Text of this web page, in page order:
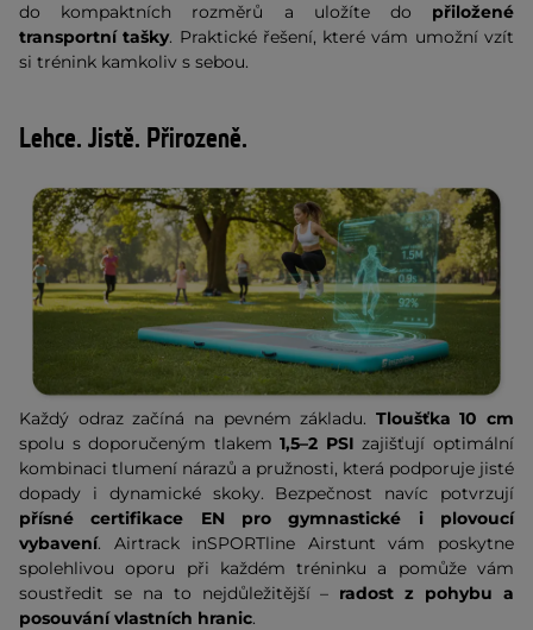
do kompaktních rozměrů a uložíte do přiložené
transportní tašky. Praktické řešení, které vám umožní vzít
si trénink kamkoliv s sebou.
Lehce. Jistě. Přirozeně.
Každý odraz začíná na pevném základu. Tloušťka 10 cm
spolu s doporučeným tlakem1,5–2 PSI zajišťují optimální
kombinaci tlumení nárazů a pružnosti, která podporuje jisté
dopady i dynamické skoky. Bezpečnost navíc potvrzují
přísné certifikace EN pro gymnastické i plovoucí
vybavení. Airtrack inSPORTline Airstunt vám poskytne
spolehlivou oporu při každém tréninku a pomůže vám
soustředit se na to nejdůležitější – radost z pohybu a
posouvání vlastních hranic.